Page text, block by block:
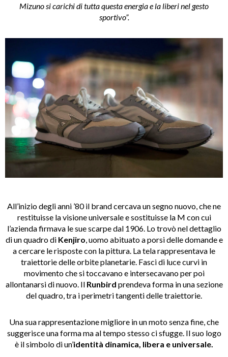
Mizuno si carichi di tutta questa energia e la liberi nel gesto
sportivo”.
All’inizio degli anni ’80 il brand cercava un segno nuovo, che ne
restituisse la visione universale e sostituisse la M con cui
l’azienda firmava le sue scarpe dal 1906. Lo trovò nel dettaglio
di un quadro di Kenjiro, uomo abituato a porsi delle domande e
a cercare le risposte con la pittura. La tela rappresentava le
traiettorie delle orbite planetarie. Fasci di luce curvi in
movimento che si toccavano e intersecavano per poi
allontanarsi di nuovo. Il Runbird prendeva forma in una sezione
del quadro, tra i perimetri tangenti delle traiettorie.
Una sua rappresentazione migliore in un moto senza fine, che
suggerisce una forma ma al tempo stesso ci sfugge. Il suo logo
è il simbolo di un’identità dinamica, libera e universale.